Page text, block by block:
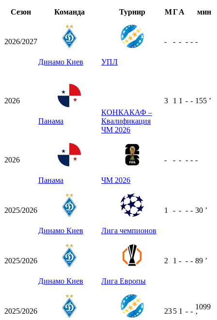
Сезон
Команда Турнир МГА мин
2026/2027
Динамо Киев УПЛ
- - - - - -
2026
Панама
КОНКАКАФ –
Квалификация
ЧМ 2026
3 1 1 - - 155 ʼ
2026
Панама ЧМ 2026
- - - - - -
2025/2026
Динамо Киев Лига чемпионов
1 - - - - 30 ʼ
2025/2026
Динамо Киев Лига Европы
2 1 - - - 89 ʼ
2025/2026 235 1 - -
1099
ʼ